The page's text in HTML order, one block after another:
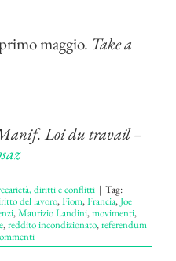
maggio. Take a
Loi du travail –
diritti e conflitti | Tag:
del lavoro,Fiom,Francia,Joe
,Maurizio Landini,movimenti,
,reddito incondizionato,referendum